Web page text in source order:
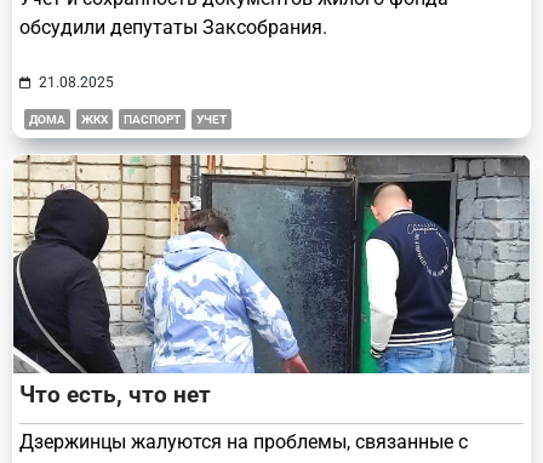
обсудили депутаты Заксобрания.
21.08.2025
ДОМА ЖКХ ПАСПОРТ УЧЕТ
Что есть, что нет
Дзержинцы жалуются на проблемы, связанные с